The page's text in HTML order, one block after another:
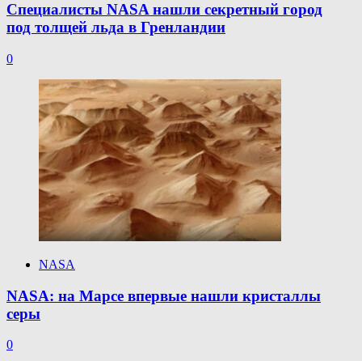
Специалисты NASA нашли секретный город
под толщей льда в Гренландии
0
NASA
NASA: на Марсе впервые нашли кристаллы
серы
0